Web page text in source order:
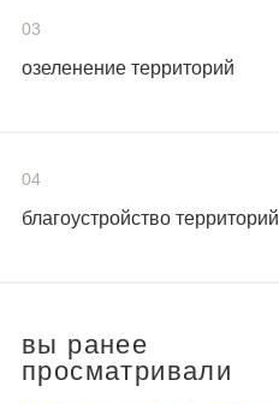
03
озеленение территорий
04
благоустройство территорий
вы ранее
просматривали